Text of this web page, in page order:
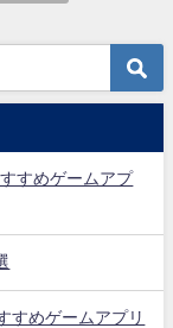
すめゲームアプ
すめゲームアプリ